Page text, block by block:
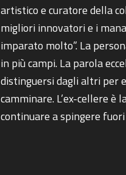
artistico e curatore della
migliori innovatori e i
imparato molto”. La
in più campi. La parola
distinguersi dagli altri per
camminare. L’ex-cellere
continuare a spingere